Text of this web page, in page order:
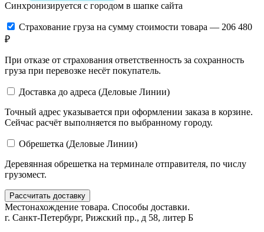
Синхронизируется с городом в шапке сайта
Страхование груза на сумму стоимости товара — 206 480
₽
При отказе от страхования ответственность за сохранность
груза при перевозке несёт покупатель.
Доставка до адреса (Деловые Линии)
Точный адрес указывается при оформлении заказа в корзине.
Сейчас расчёт выполняется по выбранному городу.
Обрешетка (Деловые Линии)
Деревянная обрешетка на терминале отправителя, по числу
грузомест.
Рассчитать доставку
Местонахождение товара. Способы доставки.
г. Санкт-Петербург, Рижский пр., д 58, литер Б